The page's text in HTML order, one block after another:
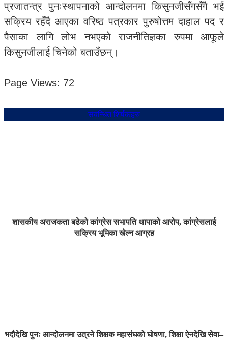
प्रजातन्त्र पुनःस्थापनाको आन्दोलनमा किसुनजीसँगसँगै भई
सक्रिय रहँदै आएका वरिष्ठ पत्रकार पुरुषोत्तम दाहाल पद र
पैसाका लागि लोभ नभएको राजनीतिज्ञका रुपमा आफूले
किसुनजीलाई चिनेको बताउँछन्।
Page Views: 72
संबन्धित शिर्षकहरु
शासकीय अराजकता बढेको कांग्रेस सभापति थापाको आरोप, कांग्रेसलाई
सक्रिय भूमिका खेल्न आग्रह
भदौदेखि पुनः आन्दोलनमा उत्रने शिक्षक महासंघको घोषणा, शिक्षा ऐनदेखि सेवा–